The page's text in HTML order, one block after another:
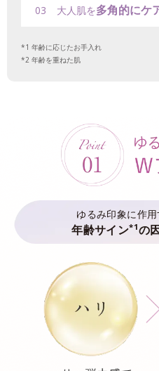
03 大人肌を多角的にケ
年齢に応じたお手入れ
年齢を重ねた肌
ゆるみ印象に作
年齢サイン*1の